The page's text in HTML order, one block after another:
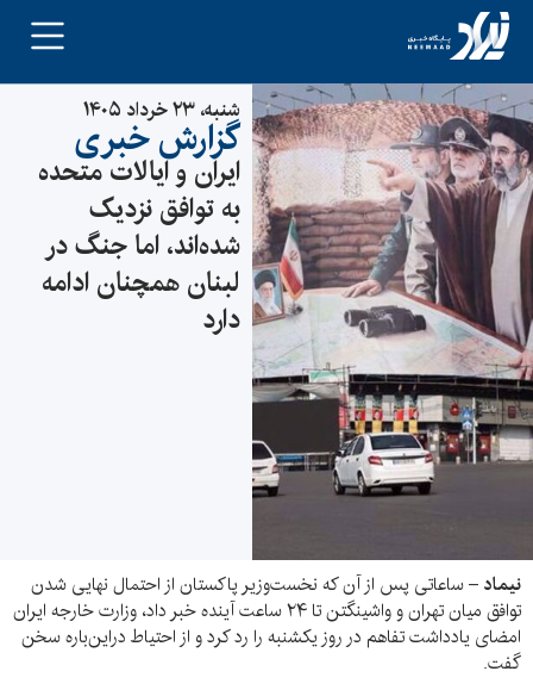
شنبه، ۲۳ خرداد ۱۴۰۵
گزارش خبری
ایران و ایالات متحده
به توافق نزدیک
شده‌اند، اما جنگ در
لبنان همچنان ادامه
دارد
نیماد –ساعاتی پس از آن که نخست‌وزیر پاکستان از احتمال نهایی شدن
توافق میان تهران و واشینگتن تا ۲۴ ساعت آینده خبر داد، وزارت خارجه ایران
امضای یادداشت تفاهم در روز یکشنبه را رد کرد و از احتیاط دراین‌باره سخن
گفت.